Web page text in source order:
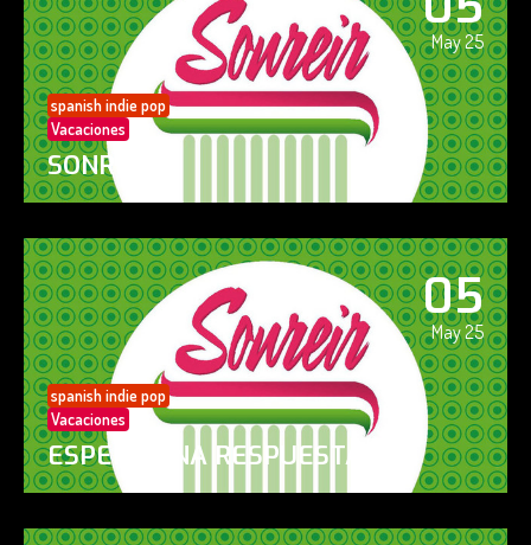
May 25
spanish indie pop
Vacaciones
SONREÍR
05
May 25
spanish indie pop
Vacaciones
ESPERO UNA RESPUESTA